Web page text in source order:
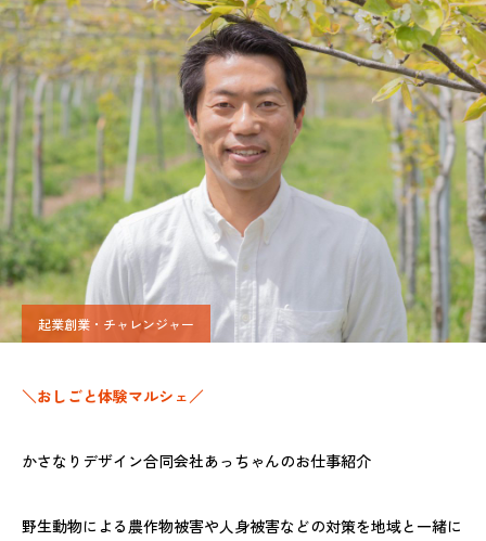
起業創業・チャレンジャー
＼おしごと体験マルシェ／
かさなりデザイン合同会社あっちゃんのお仕事紹介
野生動物による農作物被害や人身被害などの対策を地域と一緒に